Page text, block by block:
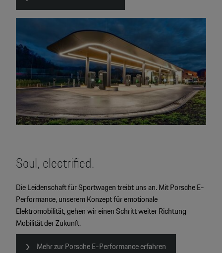
Soul, electrified.
Die Leidenschaft für Sportwagen treibt uns an. Mit Porsche E-
Performance, unserem Konzept für emotionale
Elektromobilität, gehen wir einen Schritt weiter Richtung
Mobilität der Zukunft.
Mehr zur Porsche E-Performance erfahren